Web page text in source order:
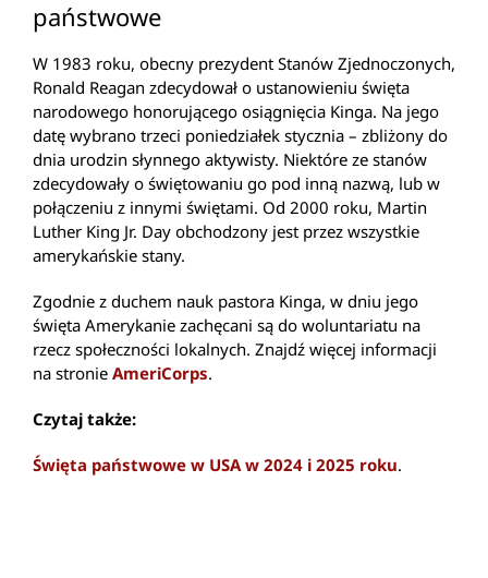
państwowe
W 1983 roku, obecny prezydent Stanów Zjednoczonych,
Ronald Reagan zdecydował o ustanowieniu święta
narodowego honorującego osiągnięcia Kinga. Na jego
datę wybrano trzeci poniedziałek stycznia – zbliżony do
dnia urodzin słynnego aktywisty. Niektóre ze stanów
zdecydowały o świętowaniu go pod inną nazwą, lub w
połączeniu z innymi świętami. Od 2000 roku, Martin
Luther King Jr. Day obchodzony jest przez wszystkie
amerykańskie stany.
Zgodnie z duchem nauk pastora Kinga, w dniu jego
święta Amerykanie zachęcani są do woluntariatu na
rzecz społeczności lokalnych. Znajdź więcej informacji
na stronie AmeriCorps.
Czytaj także:
Święta państwowe w USA w 2024 i 2025 roku.